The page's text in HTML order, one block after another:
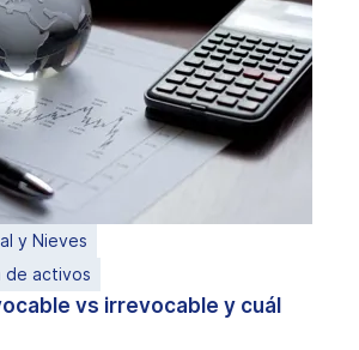
y Nieves
de activos
vs irrevocable y cuál